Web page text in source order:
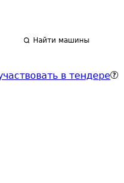
Найти машины
в тендере